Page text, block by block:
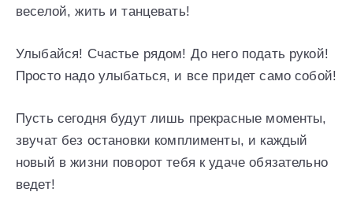
веселой, жить и танцевать!
Улыбайся! Счастье рядом! До него подать рукой!
Просто надо улыбаться, и все придет само собой!
Пусть сегодня будут лишь прекрасные моменты,
звучат без остановки комплименты, и каждый
новый в жизни поворот тебя к удаче обязательно
ведет!